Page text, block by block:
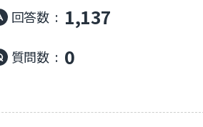
回答数 : 1,137
質問数 : 0